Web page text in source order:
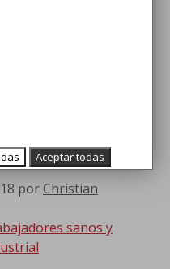
la Higiene
porChristian
Aceptar todas